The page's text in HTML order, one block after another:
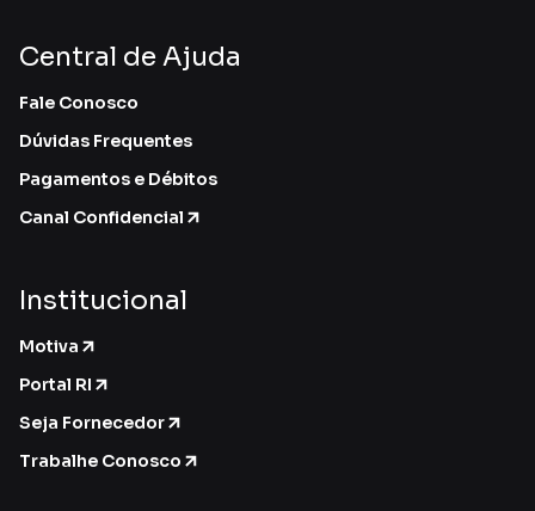
Central de Ajuda
Fale Conosco
Dúvidas Frequentes
Pagamentos e Débitos
Canal Confidencial
Institucional
Motiva
Portal RI
Seja Fornecedor
Trabalhe Conosco